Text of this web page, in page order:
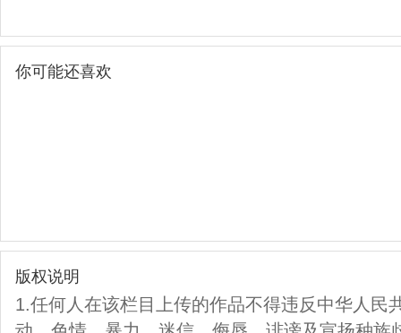
你可能还喜欢
版权说明
1.任何人在该栏目上传的作品不得违反中华人民